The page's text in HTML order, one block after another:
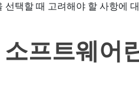
택할 때 고려해야 할 사항에
프트웨어